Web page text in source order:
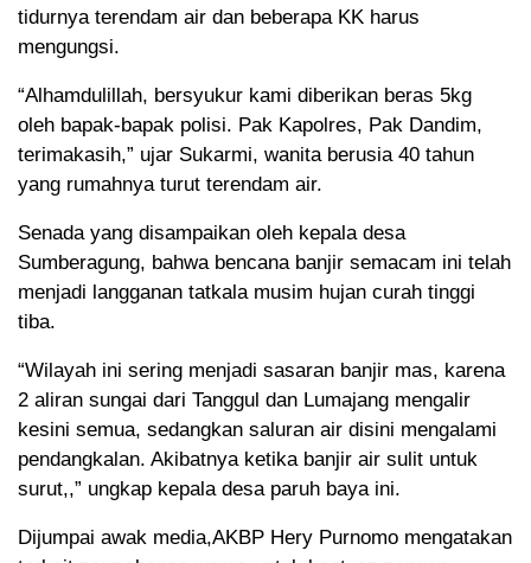
tidurnya terendam air dan beberapa KK harus
mengungsi.
“Alhamdulillah, bersyukur kami diberikan beras 5kg
oleh bapak-bapak polisi. Pak Kapolres, Pak Dandim,
terimakasih,” ujar Sukarmi, wanita berusia 40 tahun
yang rumahnya turut terendam air.
Senada yang disampaikan oleh kepala desa
Sumberagung, bahwa bencana banjir semacam ini telah
menjadi langganan tatkala musim hujan curah tinggi
tiba.
“Wilayah ini sering menjadi sasaran banjir mas, karena
2 aliran sungai dari Tanggul dan Lumajang mengalir
kesini semua, sedangkan saluran air disini mengalami
pendangkalan. Akibatnya ketika banjir air sulit untuk
surut,,” ungkap kepala desa paruh baya ini.
Dijumpai awak media,AKBP Hery Purnomo mengatakan